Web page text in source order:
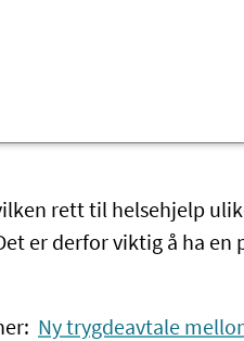
rett til helsehjelp
er derfor viktig å ha en
Ny trygdeavtale